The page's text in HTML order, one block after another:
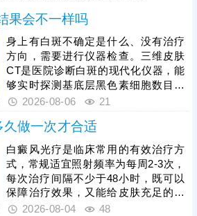
果会不一样吗
身上有白斑不确定是什么、没有治疗
方向，需要进行仪器检查。三维皮肤
CT是医院诊断白斑的现代化仪器，能
够实时探测基底层黑色素细胞数目、
结构、运动轨迹等，为白斑诊断提供
度不一样，检测出来的结果可能存在
细微的差异，建议选择正规医院就
诊。比如石家庄远大中医皮肤病医
院，可提供伍德灯、三维皮肤CT综合
检测，全面分析病情，指导治疗，避
免进入祛白误区。
2026-08-06 21
做一次才合适
白癜风光疗是临床常用的有效治疗方
式，常规适宜照射频率为每周2-3次，
每次治疗间隔不少于48小时，既可以
保障治疗效果，又能给皮肤充足的修
复时间，具体照射频次、起始剂量和
2026-08-04 48